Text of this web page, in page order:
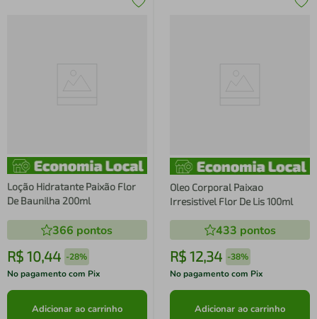
Loção Hidratante Paixão Flor
De Baunilha 200ml
366 pontos
R$ 10,44 -28%
No pagamento com Pix
Adicionar ao carrinho
Oleo Corporal Paixao
Irresistivel Flor De Lis 100ml
433 pontos
R$ 12,34 -38%
No pagamento com Pix
Adicionar ao carrinho